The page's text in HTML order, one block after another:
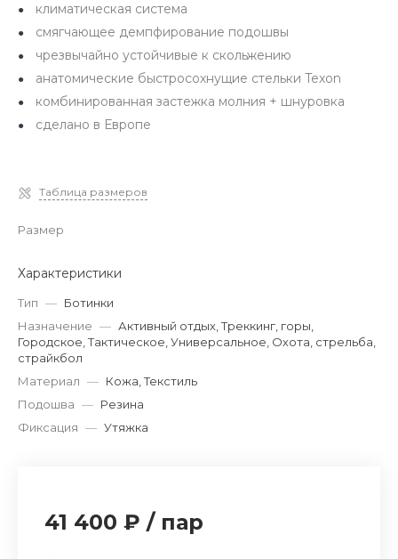
климатическая система
смягчающее демпфирование подошвы
чрезвычайно устойчивые к скольжению
анатомические быстросохнущие стельки Texon
комбинированная застежка молния + шнуровка
сделано в Европе
Таблица размеров
Размер
Характеристики
Тип — Ботинки
Назначение — Активный отдых, Треккинг, горы,
Городское, Тактическое, Универсальное, Охота, стрельба,
страйкбол
Материал — Кожа, Текстиль
Подошва — Резина
Фиксация — Утяжка
41 400 ₽ / пар